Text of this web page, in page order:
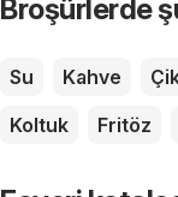
Broşürlerde
Su Kahve
Koltuk
Fritöz